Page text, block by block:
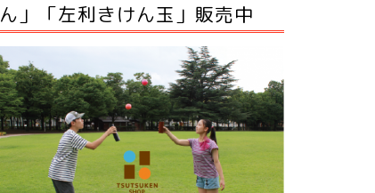
ん」「左利きけん玉」販売中